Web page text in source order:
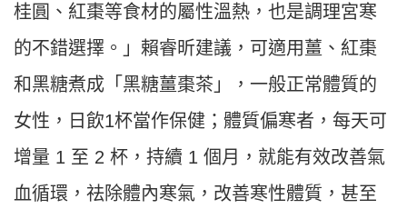
桂圓、紅棗等食材的屬性溫熱，也是調理宮寒
的不錯選擇。」賴睿昕建議，可適用薑、紅棗
和黑糖煮成「黑糖薑棗茶」，一般正常體質的
女性，日飲1杯當作保健；體質偏寒者，每天可
增量 1 至 2 杯，持續 1 個月，就能有效改善氣
血循環，祛除體內寒氣，改善寒性體質，甚至